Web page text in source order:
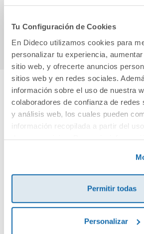
Tu Configuración de Cookies
En Dideco utilizamos cookies para
personalizar tu experiencia,
sitio web, y ofrecerte anuncios
sitios web y en redes sociales.
información sobre el uso de nuestra
colaboradores de confianza de redes
y análisis web, los cuales pueden
información recopilada a partir del
Permitir todas
Personalizar
CONSTRUIM MONS
Comprar
Cuéntanos tu
¡Sé el primero en valorar